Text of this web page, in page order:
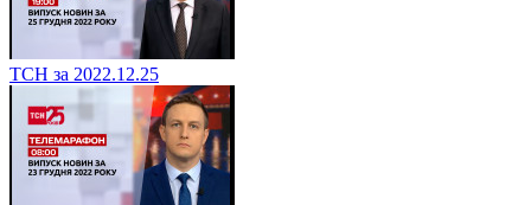
ТСН за 2022.12.25